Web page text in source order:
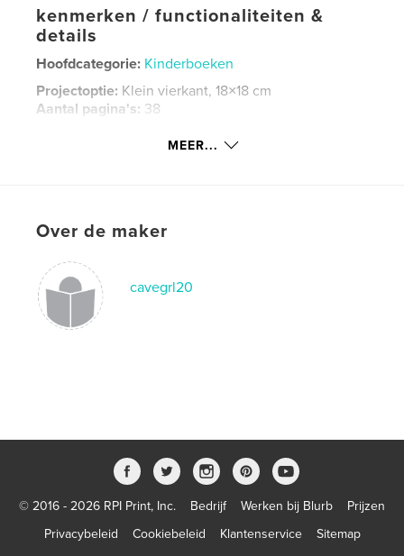
kenmerken / functionaliteiten &
details
Hoofdcategorie: Kinderboeken
Projectoptie: Klein vierkant, 18×18 cm
Aantal pagina's: 38
dec 08, 2008
nature
MEER...
Over de maker
cavegrl20
© 2016 - 2026 RPI Print, Inc. Bedrijf Werken bij Blurb
Prijzen
Privacybeleid
Cookiebeleid Klantenservice Sitemap